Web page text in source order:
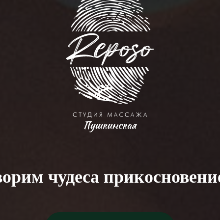
чудеса